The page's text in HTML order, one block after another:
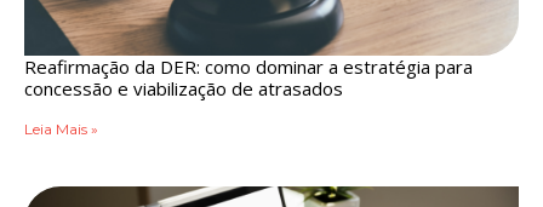
Reafirmação da DER: como dominar a estratégia para
concessão e viabilização de atrasados
Leia Mais »